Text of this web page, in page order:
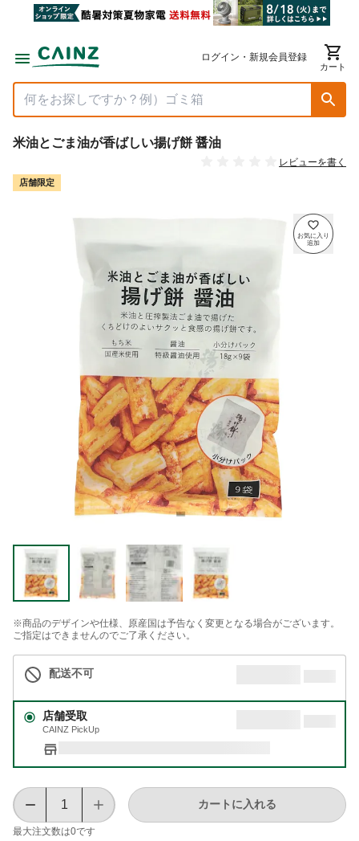
ログイン・新規会員登録
カート
米油とごま油が香ばしい揚げ餅 醤油
レビューを書く
店舗限定
※商品のデザインや仕様、原産国は予告なく変更となる場合がございます。
ご指定はできませんのでご了承ください。
配送不可
店舗受取
CAINZ PickUp
最大注文数は0です
カートに入れる